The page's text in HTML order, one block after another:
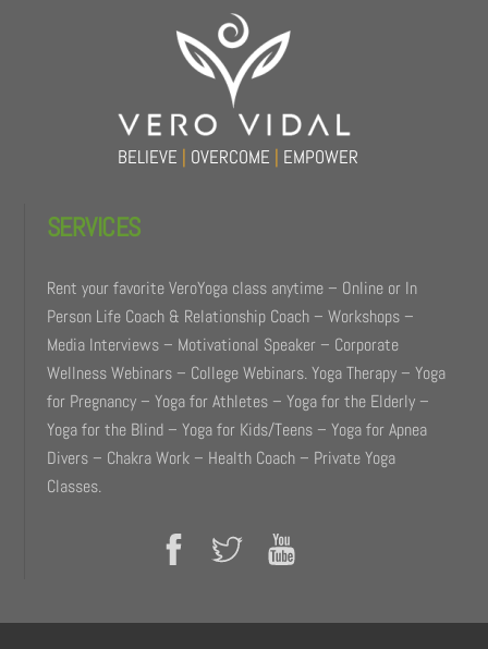
BELIEVE | OVERCOME | EMPOWER
SERVICES
Rent your favorite VeroYoga class anytime – Online or In
Person Life Coach & Relationship Coach – Workshops –
Media Interviews – Motivational Speaker – Corporate
Wellness Webinars – College Webinars. Yoga Therapy – Yoga
for Pregnancy – Yoga for Athletes – Yoga for the Elderly –
Yoga for the Blind – Yoga for Kids/Teens – Yoga for Apnea
Divers – Chakra Work – Health Coach – Private Yoga
Classes.